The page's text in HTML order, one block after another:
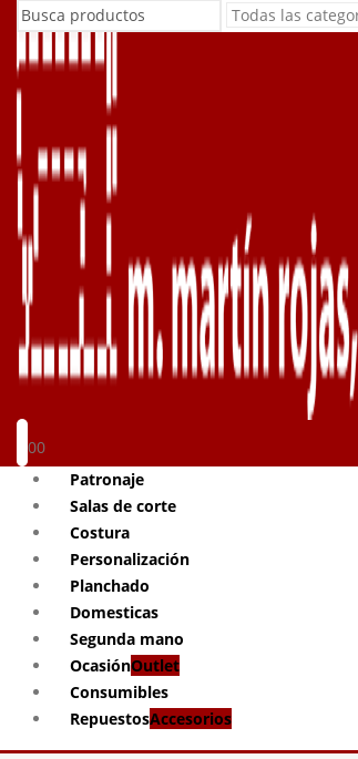
00
Patronaje
Salas de corte
Costura
Personalización
Planchado
Domesticas
Segunda mano
OcasiónOutlet
Consumibles
RepuestosAccesorios